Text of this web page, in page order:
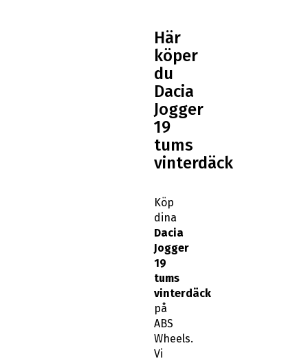
Här
köper
du
Dacia
Jogger
19
tums
vinterdäck
Köp
dina
Dacia
Jogger
19
tums
vinterdäck
på
ABS
Wheels.
Vi